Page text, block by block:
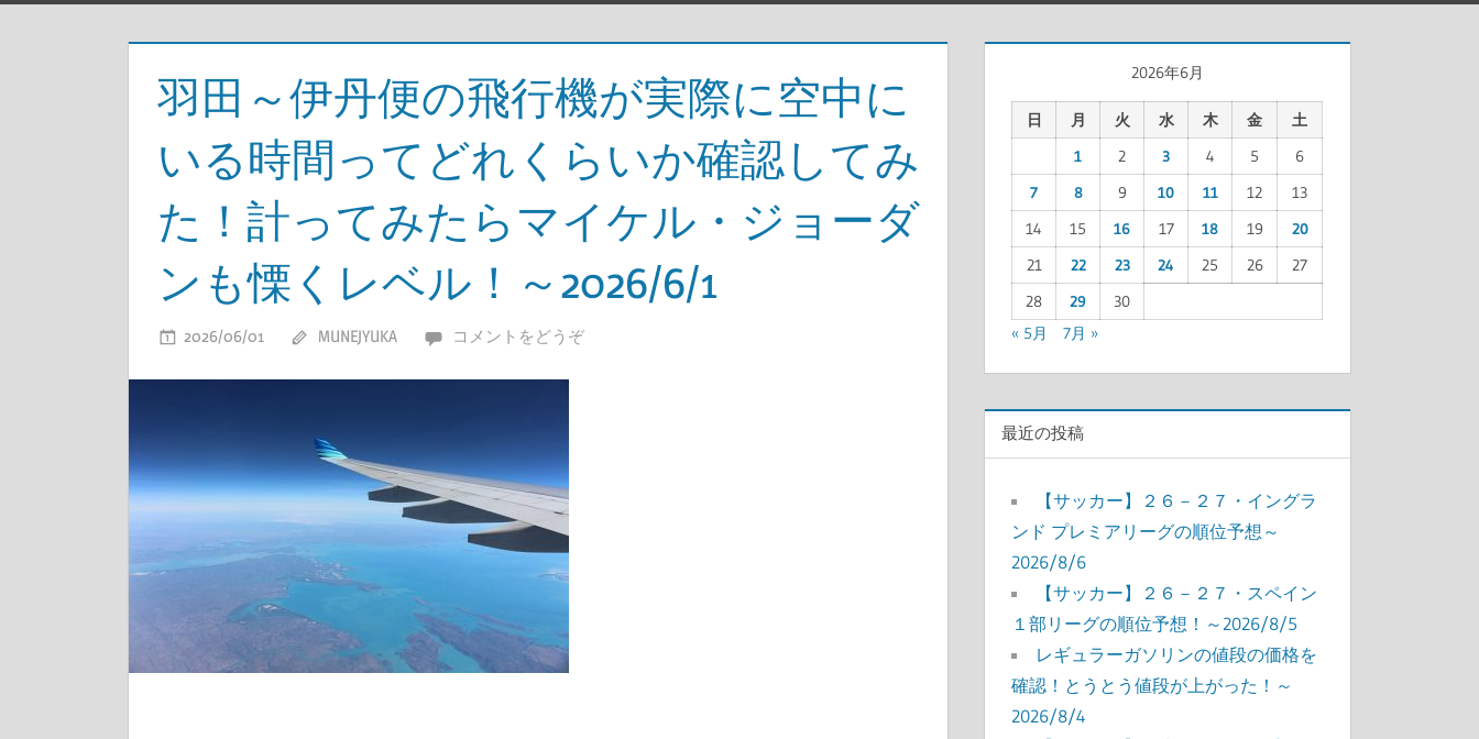
羽田～伊丹便の飛行機が実際に空中に
いる時間ってどれくらいか確認してみ
た！計ってみたらマイケル・ジョーダ
ンも慄くレベル！～2026/6/1
2026/06/01 MUNEJYUKA コメントをどうぞ
2026年6月
日 月 火 水 木 金
土
1
2 3 4 5
6
7
8 9 10 11 12
13
14
15 16 17 18 19
20
21
22 23 24 25 26
27
28
29
30
« 5月
7月 »
最近の投稿
【サッカー】２６－２７・イングラ
ンド プレミアリーグの順位予想～
2026/8/6
【サッカー】２６－２７・スペイン
１部リーグの順位予想！～2026/8/5
レギュラーガソリンの値段の価格を
確認！とうとう値段が上がった！～
2026/8/4